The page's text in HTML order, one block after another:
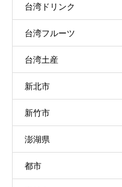
台湾ドリンク
台湾フルーツ
台湾土産
新北市
新竹市
澎湖県
都市